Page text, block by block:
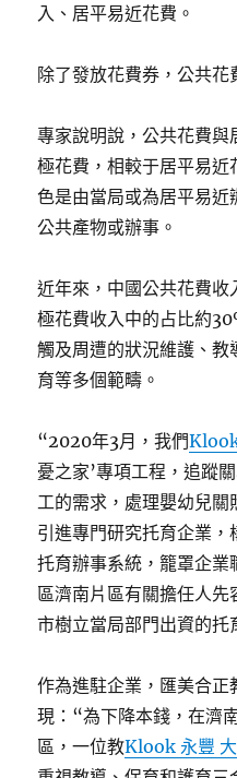
入、居平易近花費。
除了發放花費券，公共花
專家說明說，公共花費
極花費，相較于居平易
色是由當局或為居平易
公共產物或辦事。
近年來，中國公共花費
極花費收入中的占比約
觸及周遭的狀況維護、
育等多個範疇。
“2020年3月，我們
憂之家’專項工程，追蹤
工的需求，處理嬰幼兒關
引進專門研究托育企業
托育辦事系統，籠罩企
區濟南片區有關擔任人
市樹立當局部門出資的托
作為進駐企業，匯美合
現：“為下降本錢，在濟
區，一位教Klook 永豐